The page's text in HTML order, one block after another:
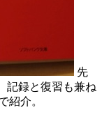
先
記録と復習も兼ね
紹介。